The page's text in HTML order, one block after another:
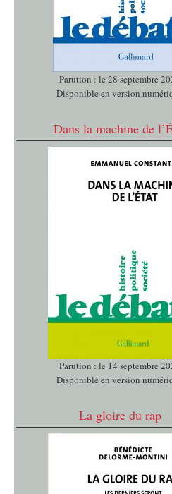
Parution : le 28 septembre
Disponible en version
Dans la machine de
Parution : le 14 septembre
Disponible en version
La gloire du rap